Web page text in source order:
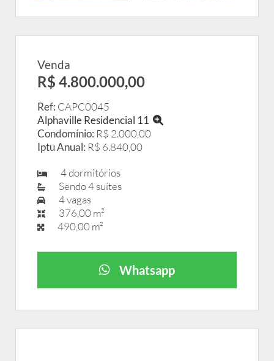
Venda
R$ 4.800.000,00
Ref: CAPC0045
Alphaville Residencial 11
Condomínio: R$ 2.000,00
Iptu Anual: R$ 6.840,00
4 dormitórios
Sendo 4 suítes
4 vagas
376,00 m²
490,00 m²
Whatsapp